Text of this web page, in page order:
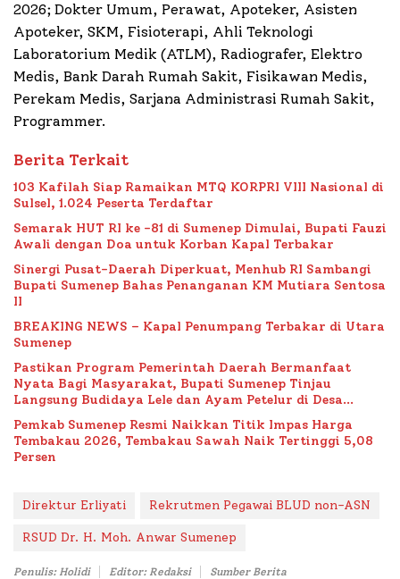
2026; Dokter Umum, Perawat, Apoteker, Asisten
Apoteker, SKM, Fisioterapi, Ahli Teknologi
Laboratorium Medik (ATLM), Radiografer, Elektro
Medis, Bank Darah Rumah Sakit, Fisikawan Medis,
Perekam Medis, Sarjana Administrasi Rumah Sakit,
Programmer.
Berita Terkait
103 Kafilah Siap Ramaikan MTQ KORPRI VIII Nasional di
Sulsel, 1.024 Peserta Terdaftar
Semarak HUT RI ke -81 di Sumenep Dimulai, Bupati Fauzi
Awali dengan Doa untuk Korban Kapal Terbakar
Sinergi Pusat-Daerah Diperkuat, Menhub RI Sambangi
Bupati Sumenep Bahas Penanganan KM Mutiara Sentosa
II
BREAKING NEWS – Kapal Penumpang Terbakar di Utara
Sumenep
Pastikan Program Pemerintah Daerah Bermanfaat
Nyata Bagi Masyarakat, Bupati Sumenep Tinjau
Langsung Budidaya Lele dan Ayam Petelur di Desa
Pemkab Sumenep Resmi Naikkan Titik Impas Harga
Tembakau 2026, Tembakau Sawah Naik Tertinggi 5,08
Persen
Direktur Erliyati Rekrutmen Pegawai BLUD non-ASN
RSUD Dr. H. Moh. Anwar Sumenep
Penulis: Holidi Editor: Redaksi Sumber Berita